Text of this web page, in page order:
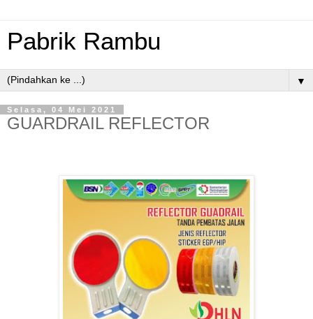
Pabrik Rambu
▼
Selasa, 04 Mei 2021
GUARDRAIL REFLECTOR